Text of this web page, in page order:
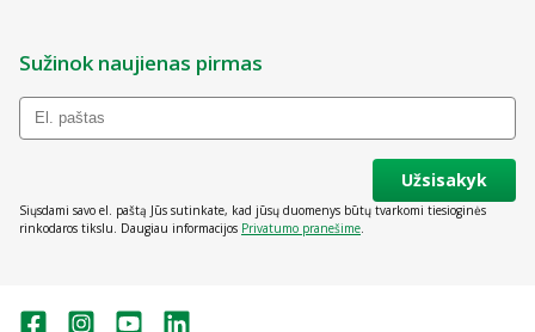
Sužinok naujienas pirmas
Užsisakyk
Siųsdami savo el. paštą Jūs sutinkate, kad jūsų duomenys būtų tvarkomi tiesioginės
rinkodaros tikslu. Daugiau informacijos Privatumo pranešime.